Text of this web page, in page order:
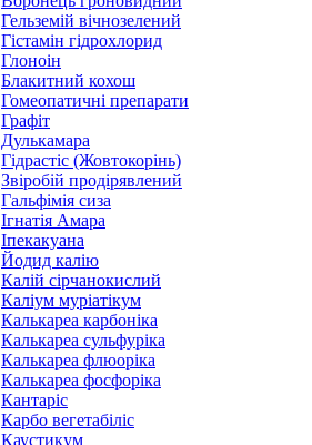
Гельземій вічнозелений
Гістамін гідрохлорид
Глоноін
Блакитний кохош
Гомеопатичні препарати
Графіт
Дулькамара
Гідрастіс (Жовтокорінь)
Звіробій продірявлений
Гальфімія сиза
Ігнатія Амара
Іпекакуана
Йодид калію
Калій сірчанокислий
Каліум муріатікум
Калькареа карбоніка
Калькареа сульфуріка
Калькареа флюоріка
Калькареа фосфоріка
Кантаріс
Карбо вегетабіліс
Каустикум